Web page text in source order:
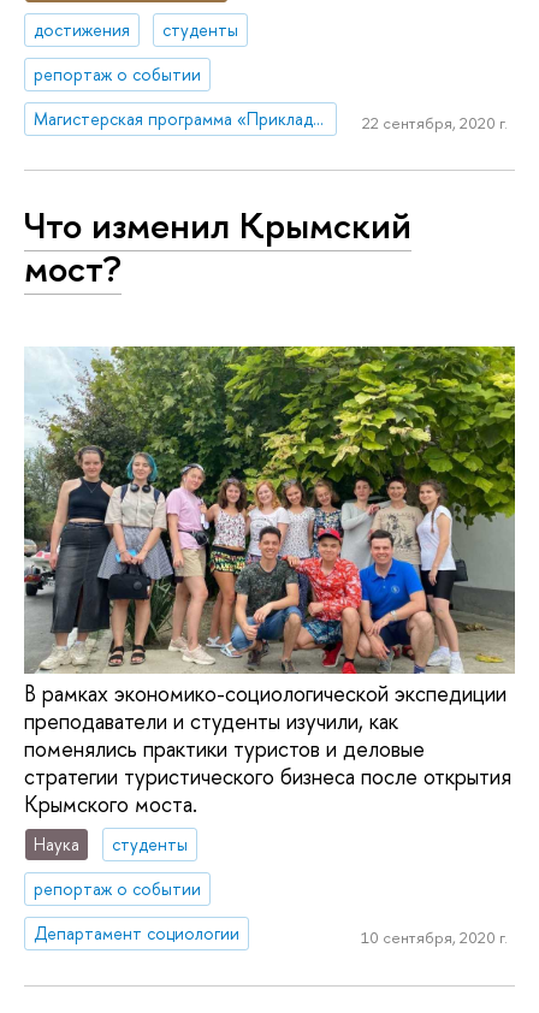
достижения
студенты
репортаж о событии
Магистерская программа «Прикладная социальная психология»
22 сентября, 2020 г.
Что изменил Крымский
мост?
В рамках экономико-социологической экспедиции
преподаватели и студенты изучили, как
поменялись практики туристов и деловые
стратегии туристического бизнеса после открытия
Крымского моста.
Наука
студенты
репортаж о событии
Департамент социологии
10 сентября, 2020 г.